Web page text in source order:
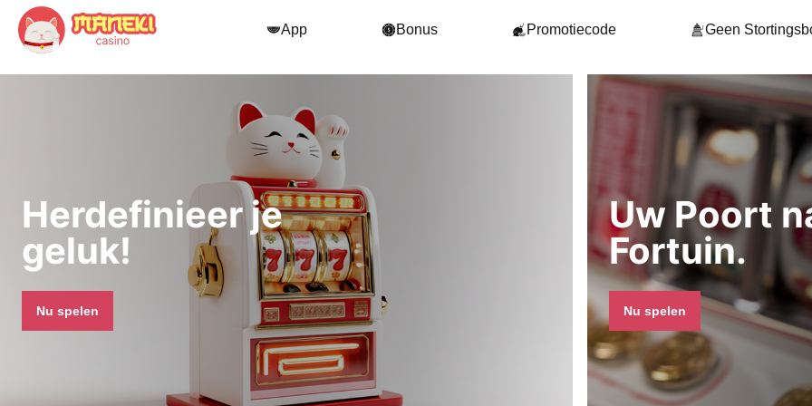
App Bonus Promotiecode Geen
Herdefinieer je
geluk!
Nu spelen
Uw Poort
Fortuin.
Nu spelen